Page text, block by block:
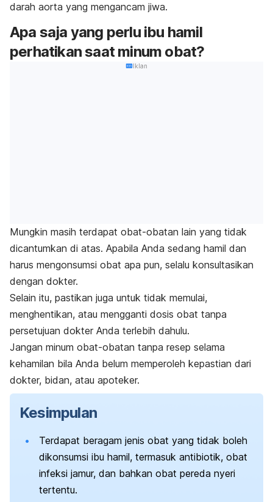
darah aorta yang mengancam jiwa.
Apa saja yang perlu ibu hamil
perhatikan saat minum obat?
Iklan
Mungkin masih terdapat obat-obatan lain yang tidak
dicantumkan di atas. Apabila Anda sedang hamil dan
harus mengonsumsi obat apa pun, selalu konsultasikan
dengan dokter.
Selain itu, pastikan juga untuk tidak memulai,
menghentikan, atau mengganti dosis obat tanpa
persetujuan dokter Anda terlebih dahulu.
Jangan minum obat-obatan tanpa resep selama
kehamilan bila Anda belum memperoleh kepastian dari
dokter, bidan, atau apoteker.
Kesimpulan
Terdapat beragam jenis obat yang tidak boleh
dikonsumsi ibu hamil, termasuk antibiotik, obat
infeksi jamur, dan bahkan obat pereda nyeri
tertentu.